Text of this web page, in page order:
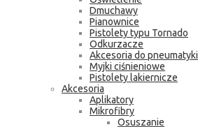
Dmuchawy
Pianownice
Pistolety typu Tornado
Odkurzacze
Akcesoria do pneumatyki
Myjki ciśnieniowe
Pistolety lakiernicze
Akcesoria
Aplikatory
Mikrofibry
Osuszanie